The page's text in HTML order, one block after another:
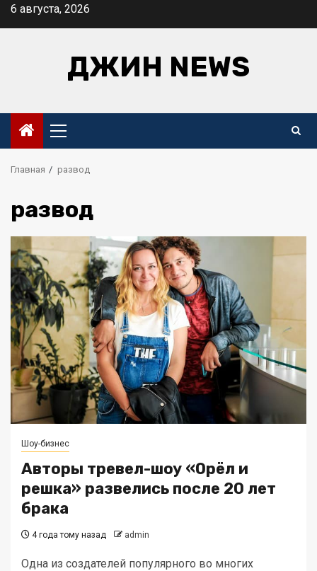
Перейти
6 августа, 2026
ДЖИН NEWS
Основное
меню
Главная развод
развод
Шоу-бизнес
Авторы тревел-шоу «Орёл и
решка» развелись после 20 лет
брака
4 года тому назад admin
Одна из создателей популярного во многих